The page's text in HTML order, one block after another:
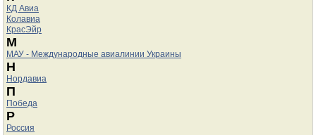
КД Авиа
Колавиа
КрасЭйр
М
МАУ - Международные авиалинии Украины
Н
Нордавиа
П
Победа
Р
Россия